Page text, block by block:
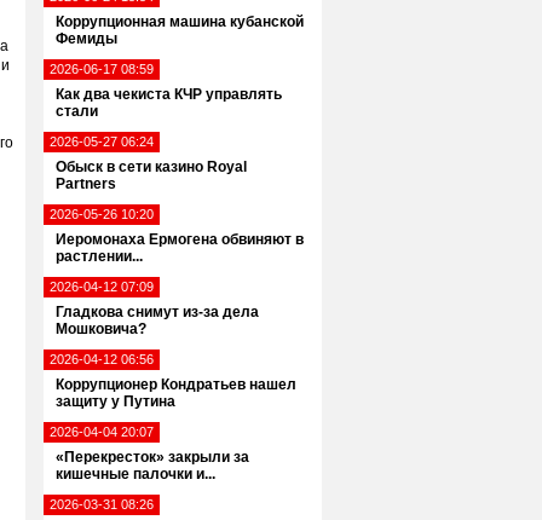
Коррупционная машина кубанской
Фемиды
2026-06-17 08:59
Как два чекиста КЧР управлять
стали
2026-05-27 06:24
Обыск в сети казино Royal
Partners
2026-05-26 10:20
Иеромонаха Ермогена обвиняют в
растлении...
2026-04-12 07:09
Гладкова снимут из-за дела
Мошковича?
2026-04-12 06:56
Коррупционер Кондратьев нашел
защиту у Путина
2026-04-04 20:07
«Перекресток» закрыли за
кишечные палочки и...
2026-03-31 08:26